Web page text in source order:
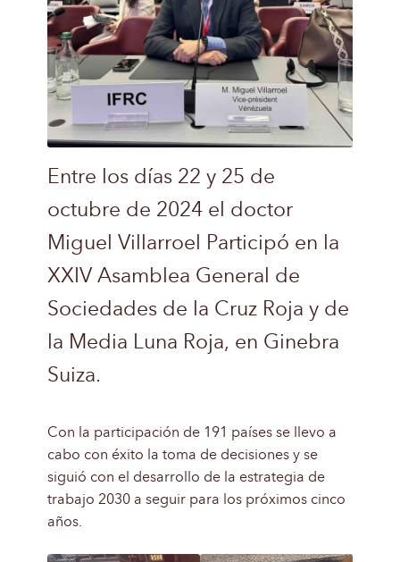
Entre los días 22 y 25 de
octubre de 2024 el doctor
Miguel Villarroel Participó en la
XXIV Asamblea General de
Sociedades de la Cruz Roja y de
la Media Luna Roja, en Ginebra
Suiza.
Con la participación de 191 países se llevo a
cabo con éxito la toma de decisiones y se
siguió con el desarrollo de la estrategia de
trabajo 2030 a seguir para los próximos cinco
años.